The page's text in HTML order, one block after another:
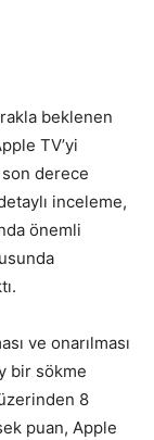
beklenen
TV’yi
derece
inceleme,
önemli
ve onarılması
bir sökme
8
puan, Apple